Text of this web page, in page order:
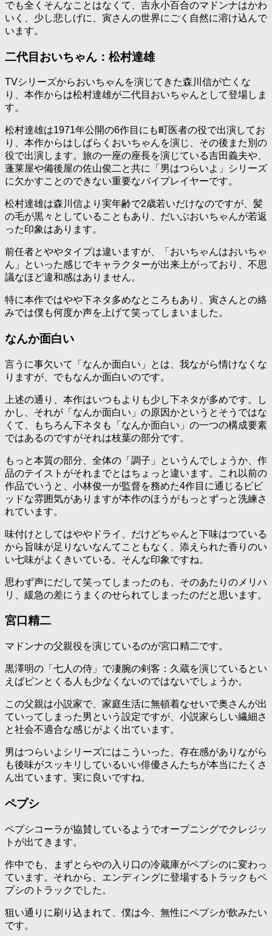
でも全くそんなことはなくて、吉永小百合のマドンナはかわ
いく、少し悲しげに、寅さんの世界にごく自然に溶け込んで
います。
二代目おいちゃん：松村達雄
TVシリーズからおいちゃんを演じてきた森川信が亡くな
り、本作からは松村達雄が二代目おいちゃんとして登場しま
す。
松村達雄は1971年公開の6作目にも町医者の役で出演してお
り、本作からはしばらくおいちゃんを演じ、その後また別の
役で出演します。旅の一座の座長を演じている吉田義夫や、
蓬莱屋や備後屋の佐山俊二と共に「男はつらいよ」シリーズ
に欠かすことのできない重要なバイプレイヤーです。
松村達雄は森川信より実年齢で2歳若いだけなのですが、髪
の毛が黒々としていることもあり、だいぶおいちゃんが若返
った印象はあります。
前任者とややタイプは違いますが、「おいちゃんはおいちゃ
ん」といった感じでキャラクターが出来上がっており、不思
議なほど違和感はありません。
特に本作ではやや下ネタ多めなところもあり、寅さんとの絡
みでは僕も何度か声を上げて笑ってしまいました。
なんか面白い
言うに事欠いて「なんか面白い」とは、我ながら情けなくな
りますが、でもなんか面白いのです。
上述の通り、本作はいつもよりも少し下ネタが多めです。し
かし、それが「なんか面白い」の原因かというとそうではな
くて、もちろん下ネタも「なんか面白い」の一つの構成要素
ではあるのですがそれは枝葉の部分です。
もっと本質の部分、全体の「調子」というんでしょうか、作
品のテイストがそれまでとはちょっと違います。これ以前の
作品でいうと、小林俊一が監督を務めた4作目に通じるビビ
ッドな雰囲気がありますが本作のほうがもっとずっと洗練さ
れています。
味付けとしてはややドライ、だけどちゃんと下味はつている
から旨味が足りないなんてこともなく、添えられた香りのい
い七味がよくきいている。そんな印象ですね。
思わず声にだして笑ってしまったのも、そのあたりのメリハ
リ、緩急の差にうまくのせられてしまったのだと思います。
宮口精二
マドンナの父親役を演じているのが宮口精二です。
黒澤明の「七人の侍」で凄腕の剣客：久蔵を演じているとい
えばピンとくる人も少なくないのではないでしょうか。
この父親は小説家で、家庭生活に無頓着なせいで奥さんが出
ていってしまった男という設定ですが、小説家らしい繊細さ
と社会不適合な感じがよく出ています。
男はつらいよシリーズにはこういった、存在感がありながら
も後味がスッキリしているいい俳優さんたちが本当にたくさ
ん出ています。実に良いですね。
ペプシ
ペプシコーラが協賛しているようでオープニングでクレジッ
トが出てきます。
作中でも、まずとらやの入り口の冷蔵庫がペプシのに変わっ
ています。それから、エンディングに登場するトラックもペ
プシのトラックでした。
狙い通りに刷り込まれて、僕は今、無性にペプシが飲みたい
です。